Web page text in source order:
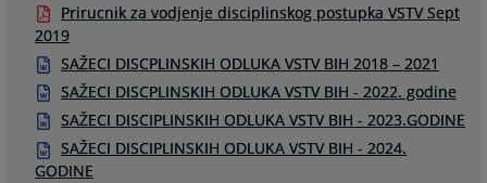
Prirucnik za vodjenje disciplinskog postupka VSTV Sept
2019
SAŽECI DISCPLINSKIH ODLUKA VSTV BIH 2018 – 2021
SAŽECI DISCPLINSKIH ODLUKA VSTV BIH - 2022. godine
SAŽECI DISCIPLINSKIH ODLUKA VSTV BIH - 2023.GODINE
SAŽECI DISCIPLINSKIH ODLUKA VSTV BIH - 2024.
GODINE